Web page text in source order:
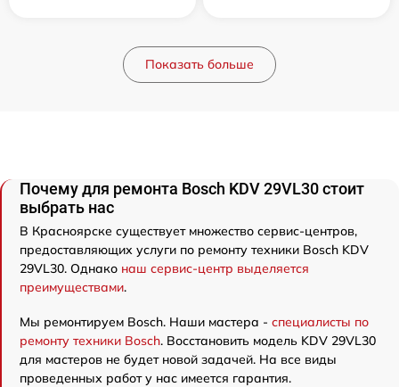
Показать больше
Почему для ремонта Bosch KDV 29VL30 стоит
выбрать нас
В Красноярске существует множество сервис-центров,
предоставляющих услуги по ремонту техники Bosch KDV
29VL30. Однако наш сервис-центр выделяется
преимуществами.
Мы ремонтируем Bosch. Наши мастера - специалисты по
ремонту техники Bosch. Восстановить модель KDV 29VL30
для мастеров не будет новой задачей. На все виды
проведенных работ у нас имеется гарантия.